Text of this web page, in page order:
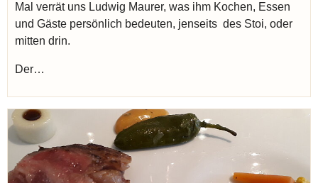
Mal verrät uns Ludwig Maurer, was ihm Kochen, Essen
und Gäste persönlich bedeuten, jenseits des Stoi, oder
mitten drin.
Der…